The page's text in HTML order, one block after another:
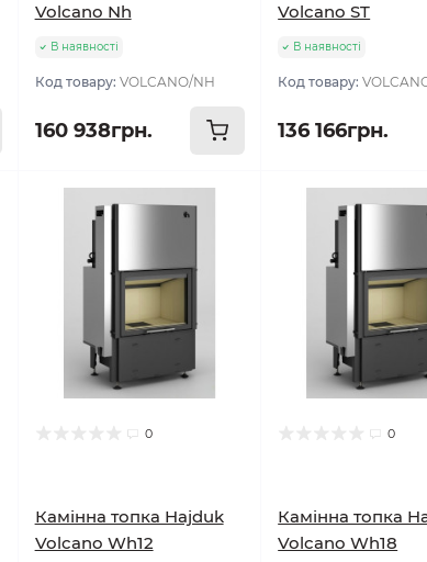
Volcano Nh
В наявності
Код товару: VOLCANO/NH
160 938грн.
Volcano ST
В наявності
Код товару:
136 166грн.
0
Камінна топка Hajduk
Volcano Wh12
0
Камінна топка
Volcano Wh18